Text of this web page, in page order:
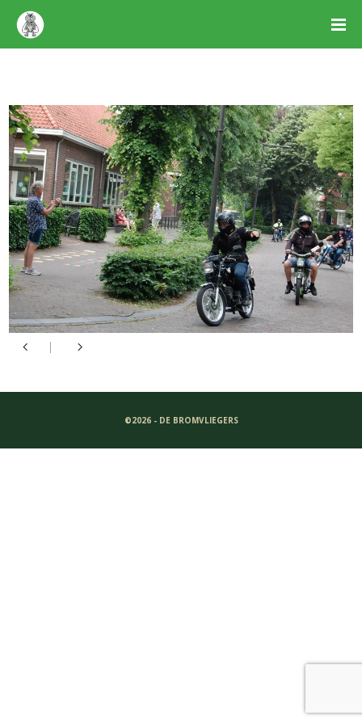
©2026 - DE BROMVLIEGERS